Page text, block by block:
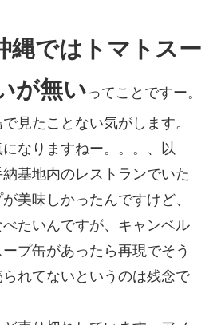
縄ではトマトスー
が無いってことですー。
見たことない気がします。
なりますねー。。。、以
基地内のレストランでいた
美味しかったんですけど、
たいんですが、キャンベル
プ缶があったら再現でそう
れてないというのは残念で